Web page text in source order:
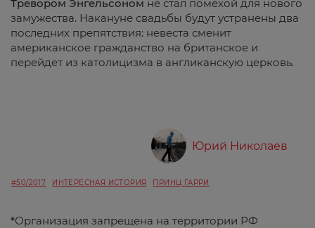
Тревором Энгельсоном не стал помехой для нового
замужества. Накануне свадьбы будут устранены два
последних препятствия: невеста сменит
американское гражданство на британское и
перейдет из католицизма в англиканскую церковь.
Юрий Николаев
#50/2017 ИНТЕРЕСНАЯ ИСТОРИЯ ПРИНЦ ГАРРИ
*Организация запрещена на территории РФ